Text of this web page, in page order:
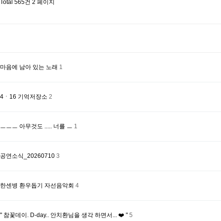
Total 565건 2 페이지
마음에 남아 있는 노래 1
4ㆍ16 기억저장소 2
ㅡㅡㅡ 아무것도 ..... 너를 ㅡ 1
공연소식_20260710 3
한센병 환우돕기 자선음악회 4
" 참꽃데이. D-day.. 안치환님을 생각 하면서... ❤️ " 5